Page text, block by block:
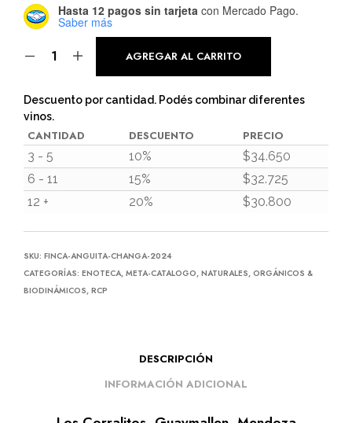
Hasta 12 pagos sin tarjeta con Mercado Pago.
Saber más
AGREGAR AL CARRITO
Descuento por cantidad. Podés combinar diferentes
vinos.
CANTIDAD DESCUENTO
PRECIO
3 - 5
10% $34.650
6 - 11
15% $32.725
12 +
20% $30.800
SKU: FINCA-ANGUITA-CHANGA-2024
CATEGORÍAS: ENOTECA, META-CATALOGO, NATURALES, ORGÁNICOS &
BIODINÁMICOS, RCP
DESCRIPCIÓN
INFORMACIÓN ADICIONAL